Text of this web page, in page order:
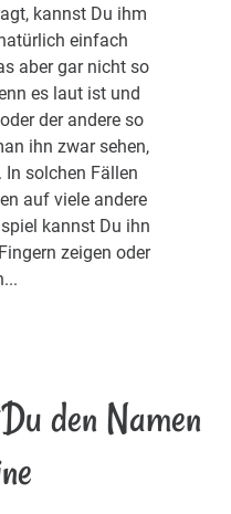
kannst Du ihm
einfach
aber gar nicht so
es laut ist und
der andere so
ihn zwar sehen,
In solchen Fällen
auf viele andere
kannst Du ihn
zeigen oder
den Namen